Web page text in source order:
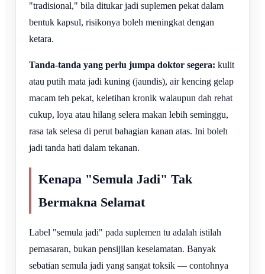
"tradisional," bila ditukar jadi suplemen pekat dalam
bentuk kapsul, risikonya boleh meningkat dengan
ketara.
Tanda-tanda yang perlu jumpa doktor segera: kulit
atau putih mata jadi kuning (jaundis), air kencing gelap
macam teh pekat, keletihan kronik walaupun dah rehat
cukup, loya atau hilang selera makan lebih seminggu,
rasa tak selesa di perut bahagian kanan atas. Ini boleh
jadi tanda hati dalam tekanan.
Kenapa "Semula Jadi" Tak
Bermakna Selamat
Label "semula jadi" pada suplemen tu adalah istilah
pemasaran, bukan pensijilan keselamatan. Banyak
sebatian semula jadi yang sangat toksik — contohnya